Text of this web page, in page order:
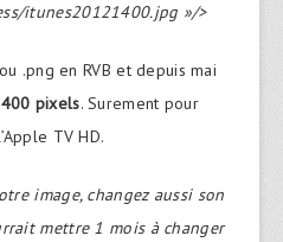
itunes20121400.jpg »/>
.png en RVB et depuis mai
pixels. Surement pour
TV HD.
image, changez aussi son
mettre 1 mois à changer